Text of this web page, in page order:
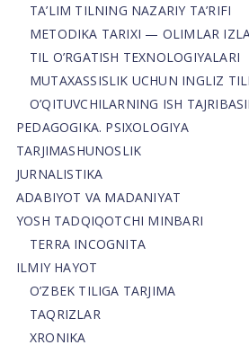
TA’LIM TILNING NAZARIY TA’RIFI
METODIKA TARIXI — OLIMLAR
TIL O’RGATISH TEXNOLOGIYALARI
MUTAXASSISLIK UCHUN INGLIZ
O’QITUVCHILARNING ISH
PEDAGOGIKA. PSIXOLOGIYA
TARJIMASHUNOSLIK
JURNALISTIKA
ADABIYOT VA MADANIYAT
YOSH TADQIQOTCHI MINBARI
TERRA INCOGNITA
ILMIY HAYOT
O’ZBEK TILIGA TARJIMA
TAQRIZLAR
XRONIKA